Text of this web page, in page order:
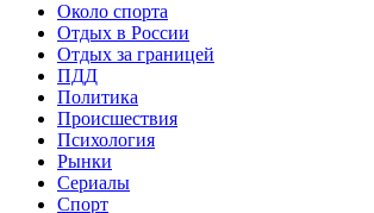
Около спорта
Отдых в России
Отдых за границей
ПДД
Политика
Происшествия
Психология
Рынки
Сериалы
Спорт